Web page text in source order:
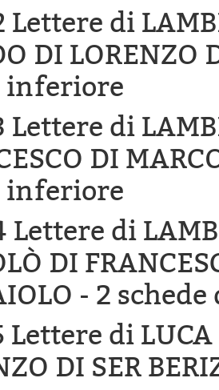
Lettere di
DI LORENZO
inferiore
Lettere di
DI
inferiore
Lettere di
DI
- 2
Lettere di
DI SER